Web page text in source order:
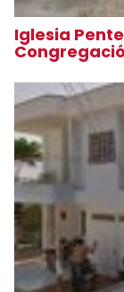
Iglesia